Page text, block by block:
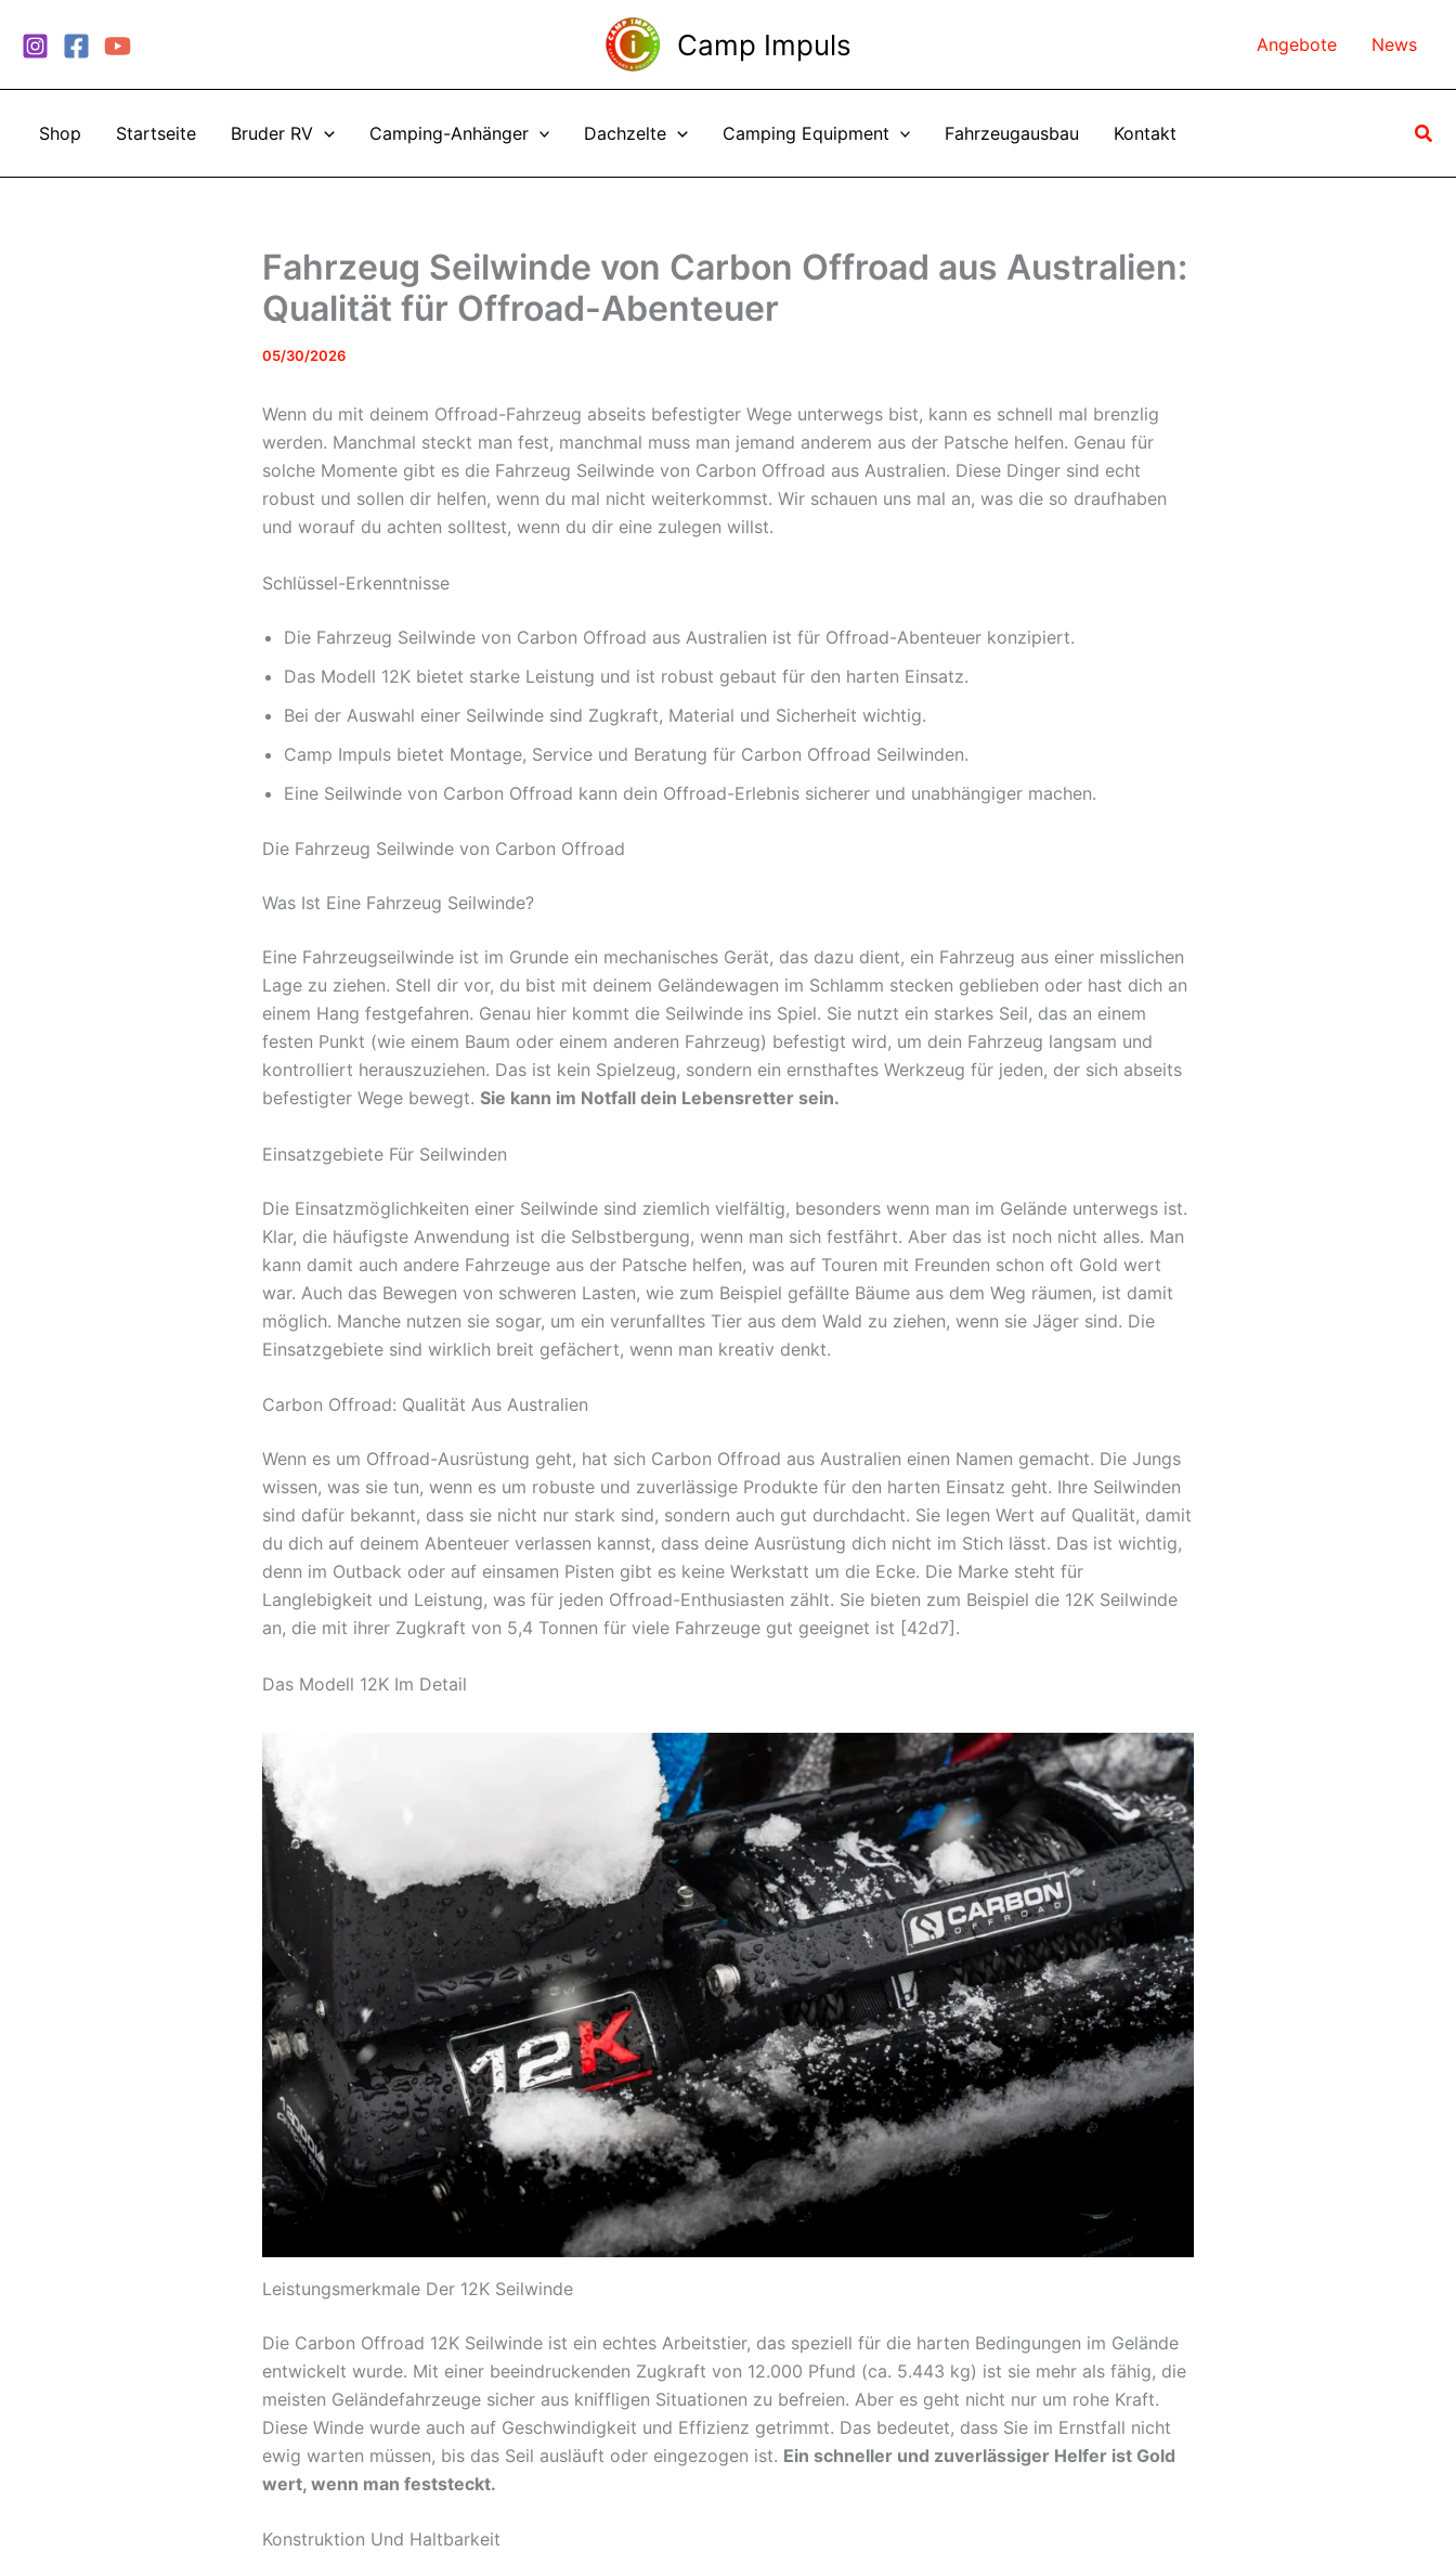
Inhalt
Camp Impuls Angebote News
Shop Startseite Bruder RV Camping-Anhänger Dachzelte Camping Equipment Fahrzeugausbau Kontakt
Fahrzeug Seilwinde von Carbon Offroad aus Australien:
Qualität für Offroad-Abenteuer
05/30/2026
Wenn du mit deinem Offroad-Fahrzeug abseits befestigter Wege unterwegs bist, kann es schnell mal brenzlig
werden. Manchmal steckt man fest, manchmal muss man jemand anderem aus der Patsche helfen. Genau für
solche Momente gibt es die Fahrzeug Seilwinde von Carbon Offroad aus Australien. Diese Dinger sind echt
robust und sollen dir helfen, wenn du mal nicht weiterkommst. Wir schauen uns mal an, was die so draufhaben
und worauf du achten solltest, wenn du dir eine zulegen willst.
Schlüssel-Erkenntnisse
Die Fahrzeug Seilwinde von Carbon Offroad aus Australien ist für Offroad-Abenteuer konzipiert.
Das Modell 12K bietet starke Leistung und ist robust gebaut für den harten Einsatz.
Bei der Auswahl einer Seilwinde sind Zugkraft, Material und Sicherheit wichtig.
Camp Impuls bietet Montage, Service und Beratung für Carbon Offroad Seilwinden.
Eine Seilwinde von Carbon Offroad kann dein Offroad-Erlebnis sicherer und unabhängiger machen.
Die Fahrzeug Seilwinde von Carbon Offroad
Was Ist Eine Fahrzeug Seilwinde?
Eine Fahrzeugseilwinde ist im Grunde ein mechanisches Gerät, das dazu dient, ein Fahrzeug aus einer misslichen
Lage zu ziehen. Stell dir vor, du bist mit deinem Geländewagen im Schlamm stecken geblieben oder hast dich an
einem Hang festgefahren. Genau hier kommt die Seilwinde ins Spiel. Sie nutzt ein starkes Seil, das an einem
festen Punkt (wie einem Baum oder einem anderen Fahrzeug) befestigt wird, um dein Fahrzeug langsam und
kontrolliert herauszuziehen. Das ist kein Spielzeug, sondern ein ernsthaftes Werkzeug für jeden, der sich abseits
befestigter Wege bewegt. Sie kann im Notfall dein Lebensretter sein.
Einsatzgebiete Für Seilwinden
Die Einsatzmöglichkeiten einer Seilwinde sind ziemlich vielfältig, besonders wenn man im Gelände unterwegs ist.
Klar, die häufigste Anwendung ist die Selbstbergung, wenn man sich festfährt. Aber das ist noch nicht alles. Man
kann damit auch andere Fahrzeuge aus der Patsche helfen, was auf Touren mit Freunden schon oft Gold wert
war. Auch das Bewegen von schweren Lasten, wie zum Beispiel gefällte Bäume aus dem Weg räumen, ist damit
möglich. Manche nutzen sie sogar, um ein verunfalltes Tier aus dem Wald zu ziehen, wenn sie Jäger sind. Die
Einsatzgebiete sind wirklich breit gefächert, wenn man kreativ denkt.
Carbon Offroad: Qualität Aus Australien
Wenn es um Offroad-Ausrüstung geht, hat sich Carbon Offroad aus Australien einen Namen gemacht. Die Jungs
wissen, was sie tun, wenn es um robuste und zuverlässige Produkte für den harten Einsatz geht. Ihre Seilwinden
sind dafür bekannt, dass sie nicht nur stark sind, sondern auch gut durchdacht. Sie legen Wert auf Qualität, damit
du dich auf deinem Abenteuer verlassen kannst, dass deine Ausrüstung dich nicht im Stich lässt. Das ist wichtig,
denn im Outback oder auf einsamen Pisten gibt es keine Werkstatt um die Ecke. Die Marke steht für
Langlebigkeit und Leistung, was für jeden Offroad-Enthusiasten zählt. Sie bieten zum Beispiel die 12K Seilwinde
an, die mit ihrer Zugkraft von 5,4 Tonnen für viele Fahrzeuge gut geeignet ist [42d7].
Das Modell 12K Im Detail
Leistungsmerkmale Der 12K Seilwinde
Die Carbon Offroad 12K Seilwinde ist ein echtes Arbeitstier, das speziell für die harten Bedingungen im Gelände
entwickelt wurde. Mit einer beeindruckenden Zugkraft von 12.000 Pfund (ca. 5.443 kg) ist sie mehr als fähig, die
meisten Geländefahrzeuge sicher aus kniffligen Situationen zu befreien. Aber es geht nicht nur um rohe Kraft.
Diese Winde wurde auch auf Geschwindigkeit und Effizienz getrimmt. Das bedeutet, dass Sie im Ernstfall nicht
ewig warten müssen, bis das Seil ausläuft oder eingezogen ist. Ein schneller und zuverlässiger Helfer ist Gold
wert, wenn man feststeckt.
Konstruktion Und Haltbarkeit